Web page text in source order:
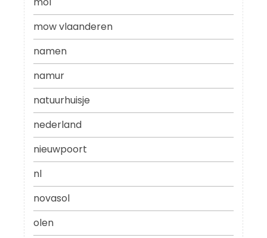
mow vlaanderen
namen
namur
natuurhuisje
nederland
nieuwpoort
nl
novasol
olen